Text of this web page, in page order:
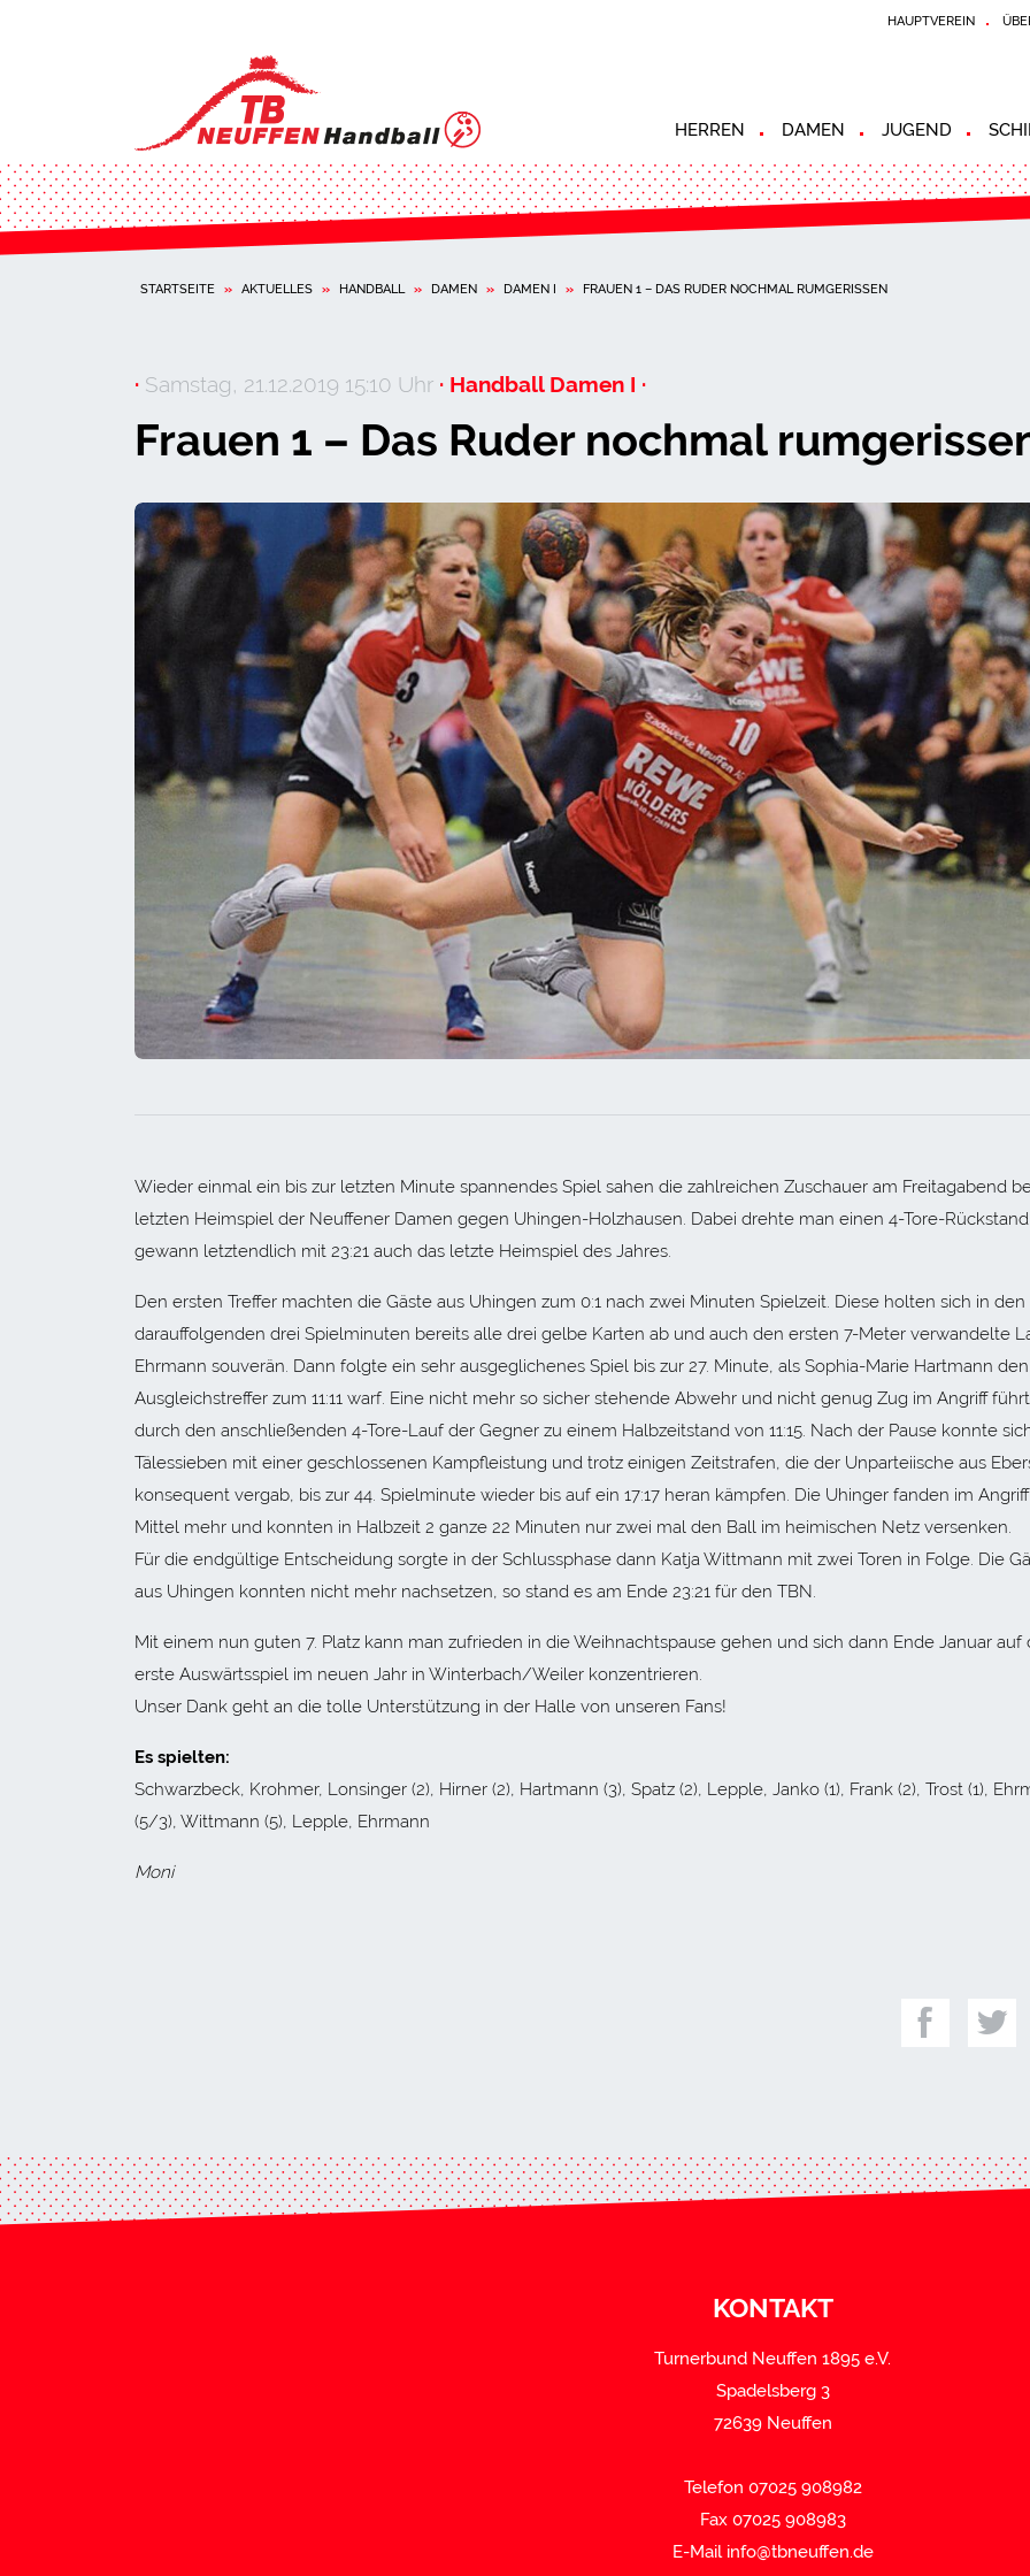
HAUPTVEREIN
HERREN DAMEN JUGEND
STARTSEITE » AKTUELLES » HANDBALL » DAMEN » DAMEN I » FRAUEN 1 – DAS RUDER NOCHMAL RUMGERISSEN
· Samstag, 21.12.2019 15:10 Uhr · Handball Damen I ·
Frauen 1 – Das Ruder nochmal
Wieder einmal ein bis zur letzten Minute spannendes Spiel sahen die zahlreichen Zuschauer am Freitagabend
letzten Heimspiel der Neuffener Damen gegen Uhingen-Holzhausen. Dabei drehte man einen 4-Tore-
gewann letztendlich mit 23:21 auch das letzte Heimspiel des Jahres.
Den ersten Treffer machten die Gäste aus Uhingen zum 0:1 nach zwei Minuten Spielzeit. Diese holten sich in den
darauffolgenden drei Spielminuten bereits alle drei gelbe Karten ab und auch den ersten 7-Meter verwandelte
Ehrmann souverän. Dann folgte ein sehr ausgeglichenes Spiel bis zur 27. Minute, als Sophia-Marie Hartmann den
Ausgleichstreffer zum 11:11 warf. Eine nicht mehr so sicher stehende Abwehr und nicht genug Zug im Angriff
durch den anschließenden 4-Tore-Lauf der Gegner zu einem Halbzeitstand von 11:15. Nach der Pause konnte
Tälessieben mit einer geschlossenen Kampfleistung und trotz einigen Zeitstrafen, die der Unparteiische aus
konsequent vergab, bis zur 44. Spielminute wieder bis auf ein 17:17 heran kämpfen. Die Uhinger fanden im
Mittel mehr und konnten in Halbzeit 2 ganze 22 Minuten nur zwei mal den Ball im heimischen Netz versenken.
Für die endgültige Entscheidung sorgte in der Schlussphase dann Katja Wittmann mit zwei Toren in Folge. Die
aus Uhingen konnten nicht mehr nachsetzen, so stand es am Ende 23:21 für den TBN.
Mit einem nun guten 7. Platz kann man zufrieden in die Weihnachtspause gehen und sich dann Ende Januar auf
erste Auswärtsspiel im neuen Jahr in Winterbach/Weiler konzentrieren.
Unser Dank geht an die tolle Unterstützung in der Halle von unseren Fans!
Es spielten:
Schwarzbeck, Krohmer, Lonsinger (2), Hirner (2), Hartmann (3), Spatz (2), Lepple, Janko (1), Frank (2), Trost (1),
(5/3), Wittmann (5), Lepple, Ehrmann
Moni
KONTAKT
Turnerbund Neuffen 1895 e.V.
Spadelsberg 3
72639 Neuffen
Telefon 07025 908982
Fax 07025 908983
E-Mail info@tbneuffen.de